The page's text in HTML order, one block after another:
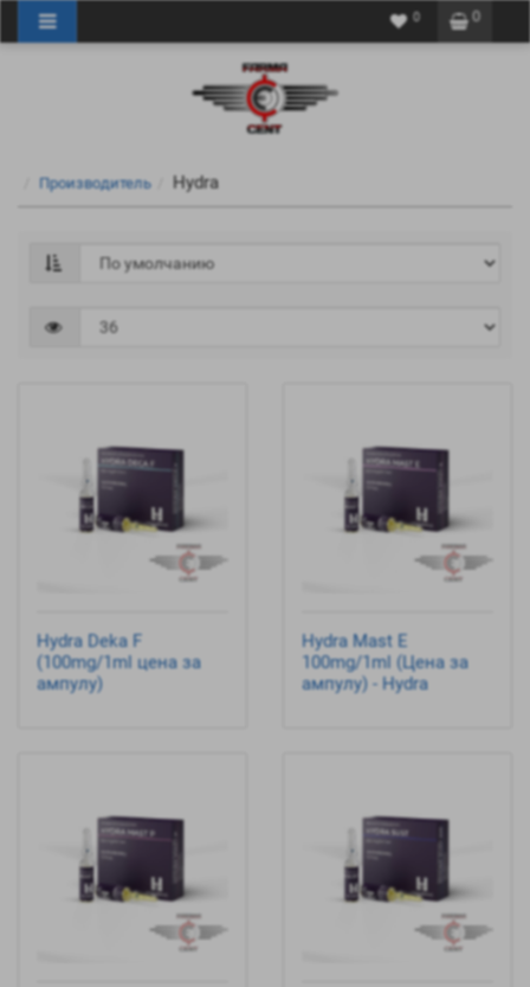
0
0
Производитель Hydra
Hydra Deka F
(100mg/1ml цена за
ампулу)
Hydra Mast E
100mg/1ml (Цена за
ампулу) - Hydra